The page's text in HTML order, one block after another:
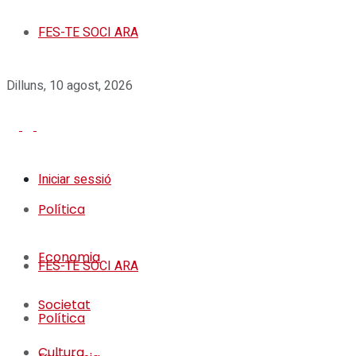
FES-TE SOCI ARA
Dilluns, 10 agost, 2026
Iniciar sessió
Política
Economia
Societat
FES-TE SOCI ARA
Política